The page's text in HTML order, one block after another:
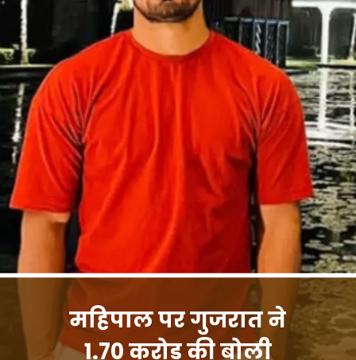
महिपाल पर गुजरात ने
1.70 करोड़ की बोली